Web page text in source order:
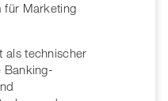
für Marketing
als technischer
Banking-